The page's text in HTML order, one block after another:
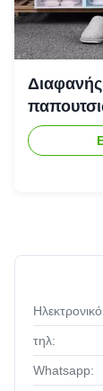
τηλ:
Whatsapp: